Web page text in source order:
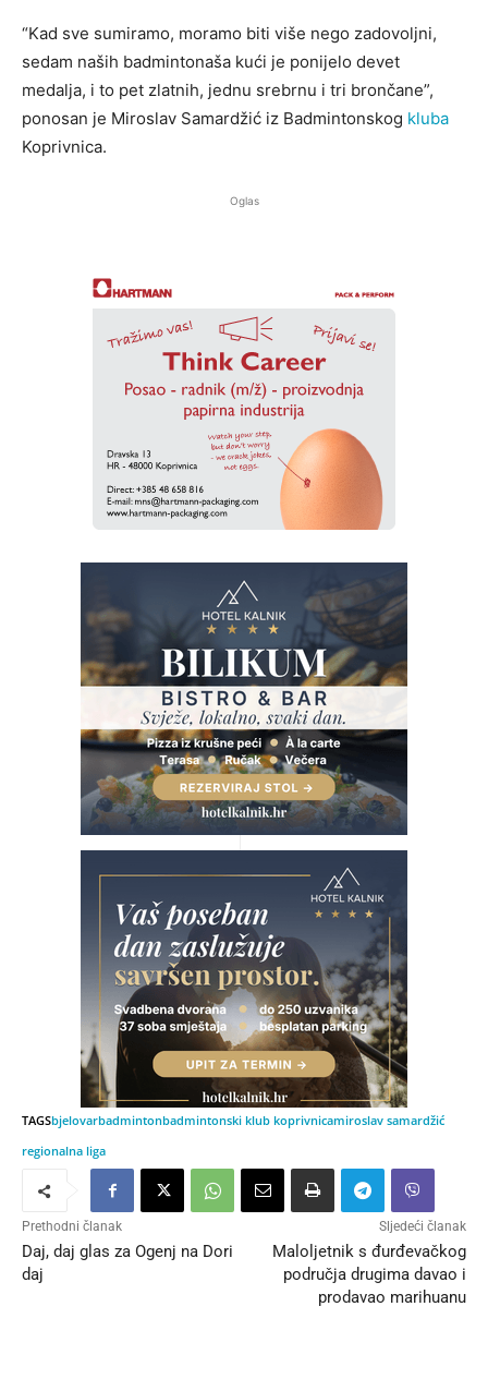
“Kad sve sumiramo, moramo biti više nego zadovoljni,
sedam naših badmintonaša kući je ponijelo devet
medalja, i to pet zlatnih, jednu srebrnu i tri brončane”,
ponosan je Miroslav Samardžić iz Badmintonskog kluba
Koprivnica.
Oglas
TAGSbjelovarbadmintonbadmintonski klub koprivnicamiroslav samardžić
regionalna liga
Prethodni članak
Daj, daj glas za Ogenj na Dori
daj
Sljedeći članak
Maloljetnik s đurđevačkog
područja drugima davao i
prodavao marihuanu